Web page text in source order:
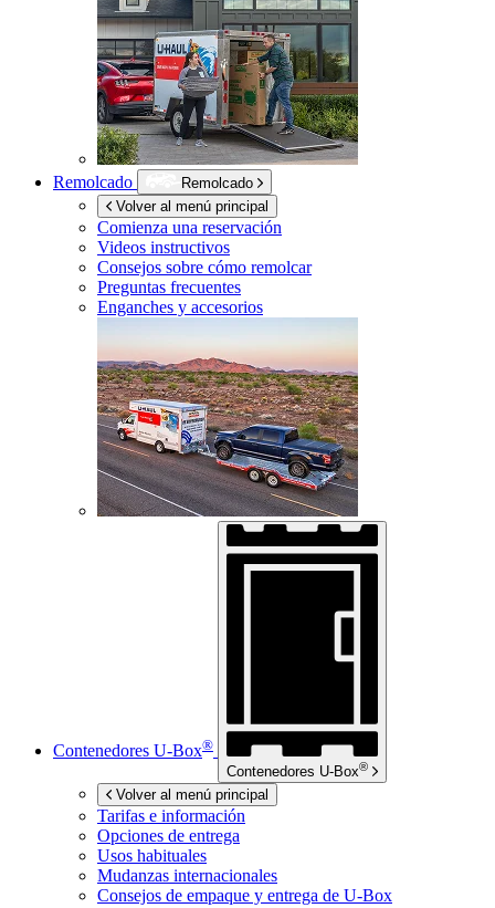
Remolcado
Remolcado
Volver al menú principal
Comienza una reservación
Videos instructivos
Consejos sobre cómo remolcar
Preguntas frecuentes
Enganches y accesorios
Contenedores U-Box®
Contenedores U-Box®
Volver al menú principal
Tarifas e información
Opciones de entrega
Usos habituales
Mudanzas internacionales
Consejos de empaque y entrega de U-Box